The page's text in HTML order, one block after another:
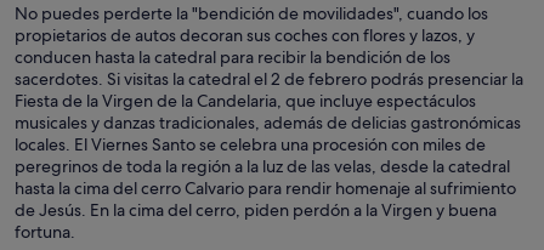
No puedes perderte la "bendición de movilidades", cuando los
propietarios de autos decoran sus coches con flores y lazos, y
conducen hasta la catedral para recibir la bendición de los
sacerdotes. Si visitas la catedral el 2 de febrero podrás presenciar la
Fiesta de la Virgen de la Candelaria, que incluye espectáculos
musicales y danzas tradicionales, además de delicias gastronómicas
locales. El Viernes Santo se celebra una procesión con miles de
peregrinos de toda la región a la luz de las velas, desde la catedral
hasta la cima del cerro Calvario para rendir homenaje al sufrimiento
de Jesús. En la cima del cerro, piden perdón a la Virgen y buena
fortuna.